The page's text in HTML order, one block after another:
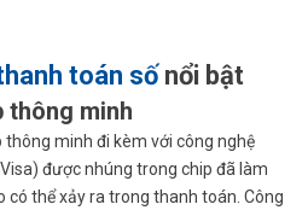
toán sốnổi bật
thông minh
thông minh đi kèm với công nghệ
được nhúng trong chip đã làm
có thể xảy ra trong thanh toán. Công